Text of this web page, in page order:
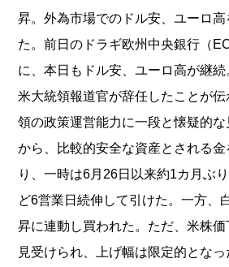
昇。外為市場でのドル安、ユーロ
た。前日のドラギ欧州中央銀行（
に、本日もドル安、ユーロ高が継
米大統領報道官が辞任したことが
領の政策運営能力に一段と懐疑的
から、比較的安全な資産とされる金
り、一時は6月26日以来約1カ月ぶ
ど6営業日続伸して引けた。一方、
昇に連動し買われた。ただ、米株
見受けられ、上げ幅は限定的となっ